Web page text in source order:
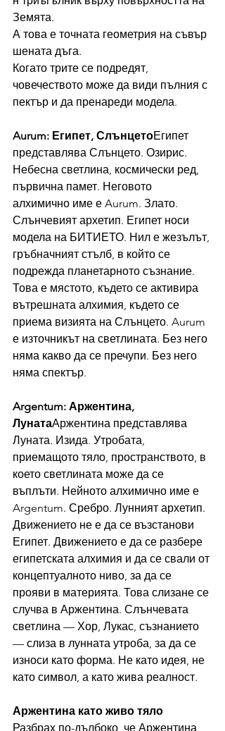
Земята.
А това е точната геометрия на съвър
шената дъга.
Когато трите се подредят,
човечеството може да види пълния с
пектър и да пренареди модела.
Aurum: Египет, СлънцетоЕгипет
представлява Слънцето. Озирис.
Небесна светлина, космически ред,
първична памет. Неговото
алхимично име е Aurum. Злато.
Слънчевият архетип. Египет носи
модела на БИТИЕТО. Нил е жезълът,
гръбначният стълб, в който се
подрежда планетарното съзнание.
Това е мястото, където се активира
вътрешната алхимия, където се
приема визията на Слънцето. Aurum
е източникът на светлината. Без него
няма какво да се пречупи. Без него
няма спектър.
Argentum: Аржентина,
ЛунатаАржентина представлява
Луната. Изида. Утробата,
приемащото тяло, пространството, в
което светлината може да се
въплъти. Нейното алхимично име е
Argentum. Сребро. Лунният архетип.
Движението не е да се възстанови
Египет. Движението е да се разбере
египетската алхимия и да се свали от
концептуалното ниво, за да се
прояви в материята. Това слизане се
случва в Аржентина. Слънчевата
светлина — Хор, Лукас, съзнанието
— слиза в лунната утроба, за да се
износи като форма. Не като идея, не
като символ, а като жива реалност.
Аржентина като живо тяло
Разбрах по-дълбоко, че Аржентина